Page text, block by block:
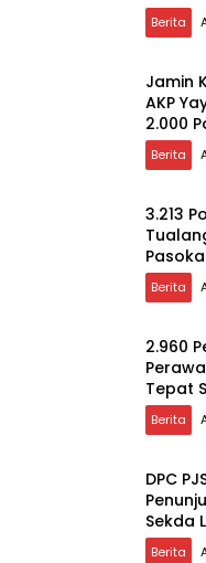
Berita
Jamin
AKP
2.000
Berita
3.213
Berita
2.960
Tepat
Berita
DPC
Sekda
Berita